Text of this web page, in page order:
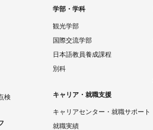
検
学部・学科
観光学部
国際交流学部
日本語教員養成課程
別科
キャリア・就職支援
キャリアセンター・就職サポート
就職実績